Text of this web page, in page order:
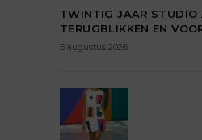
TWINTIG JAAR STUDIO
TERUGBLIKKEN EN
5 augustus 2026